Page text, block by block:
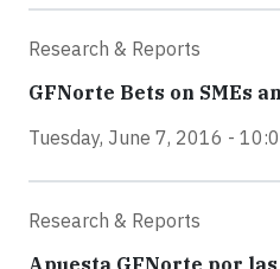
Research & Reports
GFNorte Bets on SMEs
Tuesday, June 7, 2016 -
Research & Reports
Apuesta GFNorte por